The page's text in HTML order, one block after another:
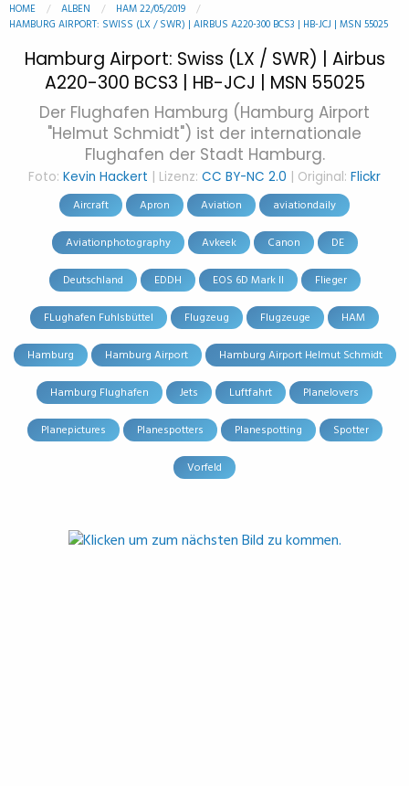
HOME ALBEN
HAM 22/05/2019
HAMBURG AIRPORT: SWISS (LX / SWR) | AIRBUS A220-300 BCS3 | HB-JCJ | MSN 55025
Hamburg Airport: Swiss (LX / SWR) | Airbus
A220-300 BCS3 | HB-JCJ | MSN 55025
Der Flughafen Hamburg (Hamburg Airport
"Helmut Schmidt") ist der internationale
Flughafen der Stadt Hamburg.
Foto: Kevin Hackert | Lizenz: CC BY-NC 2.0 | Original: Flickr
Aircraft Apron Aviation aviationdaily
Aviationphotography Avkeek Canon DE
Deutschland EDDH EOS 6D Mark II Flieger
FLughafen Fuhlsbüttel Flugzeug Flugzeuge HAM
Hamburg Hamburg Airport Hamburg Airport Helmut Schmidt
Hamburg Flughafen Jets Luftfahrt Planelovers
Planepictures Planespotters Planespotting Spotter
Vorfeld